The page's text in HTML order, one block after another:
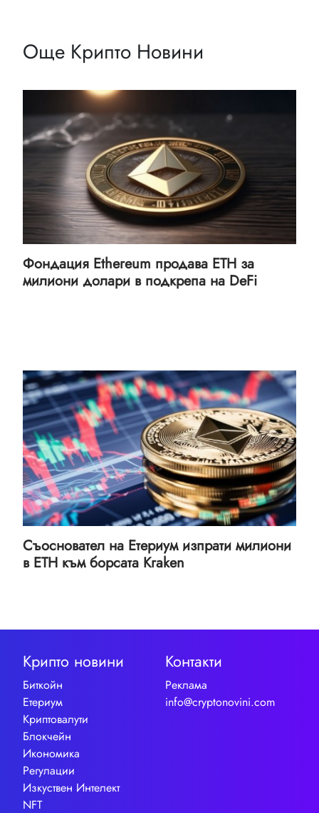
Още Крипто Новини
Фондация Ethereum продава ETH за
милиони долари в подкрепа на DeFi
Съосновател на Етериум изпрати милиони
в ETH към борсата Kraken
Крипто новини
Биткойн
Етериум
Криптовалути
Блокчейн
Икономика
Регулации
Изкуствен Интелект
NFT
Контакти
Реклама
info@cryptonovini.com